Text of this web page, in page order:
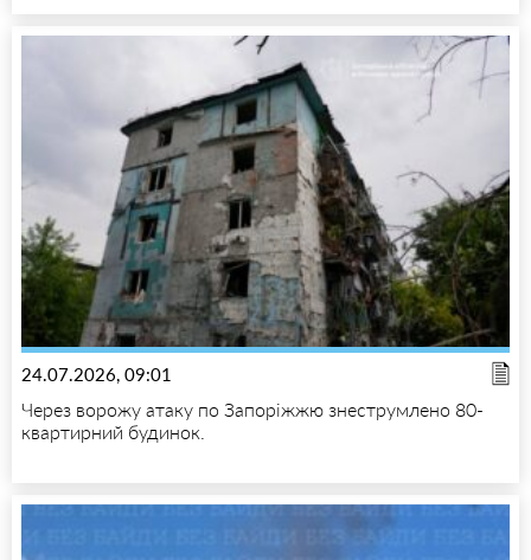
24.07.2026, 09:01
Через ворожу атаку по Запоріжжю знеструмлено 80-
квартирний будинок.